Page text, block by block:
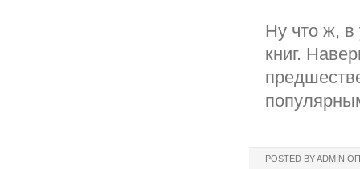
Ну что ж,
книг.
POSTED BYADMIN